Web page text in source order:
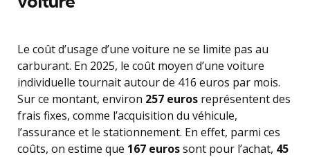
Le coût d’usage d’une voiture ne se limite pas au
carburant. En 2025, le coût moyen d’une voiture
individuelle tournait autour de 416 euros par mois.
Sur ce montant, environ 257 euros représentent des
frais fixes, comme l’acquisition du véhicule,
l’assurance et le stationnement. En effet, parmi ces
coûts, on estime que 167 eurossont pour l’achat, 45